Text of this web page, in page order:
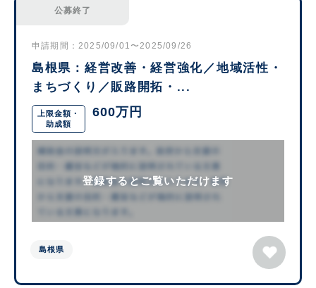
公募終了
申請期間：2025/09/01〜2025/09/26
島根県：経営改善・経営強化／地域活性・
まちづくり／販路開拓・...
上限金額・
助成額
600万円
登録するとご覧いただけます
島根県